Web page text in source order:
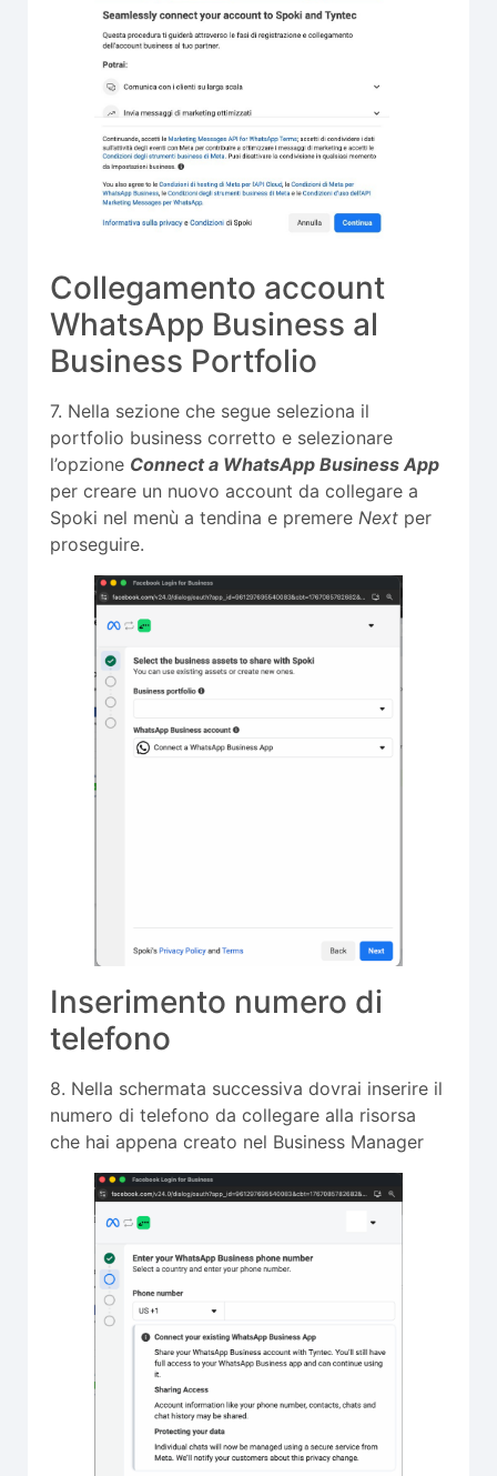
Collegamento account
WhatsApp Business al
Business Portfolio
7. Nella sezione che segue seleziona il
portfolio business corretto e selezionare
l’opzione Connect a WhatsApp Business App
per creare un nuovo account da collegare a
Spoki nel menù a tendina e premere Next per
proseguire.
Inserimento numero di
telefono
8. Nella schermata successiva dovrai inserire il
numero di telefono da collegare alla risorsa
che hai appena creato nel Business Manager